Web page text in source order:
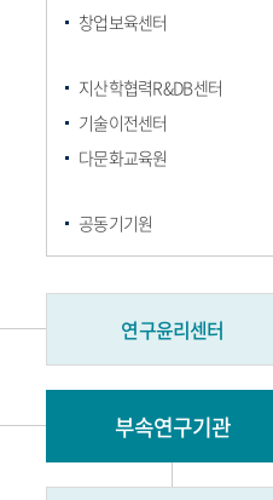
창업보육센터
지산학협력R&DB센터
기술이전센터
다문화교육원
공동기기원
연구윤리센터
부속연구기관